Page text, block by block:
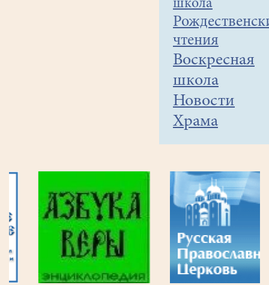
школа
чтения
Воскресная
школа
Новости
Храма